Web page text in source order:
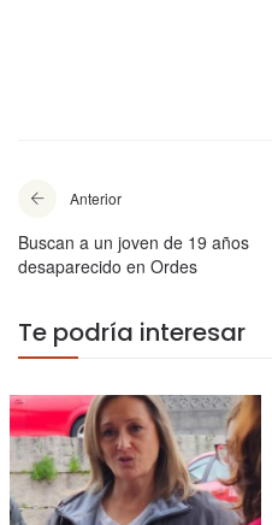
Anterior
Buscan a un joven de 19 años
desaparecido en Ordes
Te podría interesar